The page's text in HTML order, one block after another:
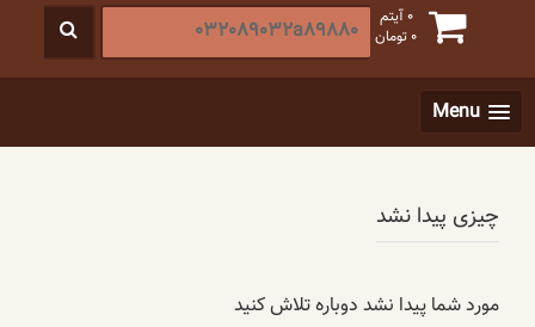
0 آیتم
0تومان
جستجو
برای
Menu
چیزی پیدا نشد
مورد شما پیدا نشد دوباره تلاش کنید